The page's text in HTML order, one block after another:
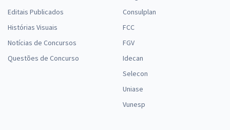
Editais Publicados
Histórias Visuais
Notícias de Concursos
Questões de Concurso
Consulplan
FCC
FGV
Idecan
Selecon
Uniase
Vunesp